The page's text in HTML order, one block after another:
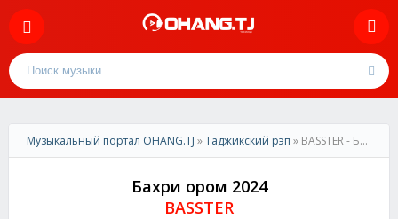
Музыкальный портал OHANG.TJ »Таджикский рэп » BASSTER - Бахри ором 2024
Бахри ором 2024
BASSTER